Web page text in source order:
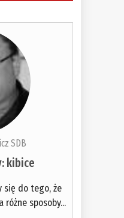
SDB
kibice
się do tego, że
różne sposoby...